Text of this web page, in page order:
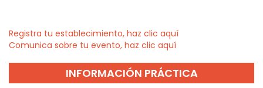
Registra tu establecimiento, haz clic aquí
Comunica sobre tu evento, haz clic aquí
INFORMACIÓN PRÁCTICA